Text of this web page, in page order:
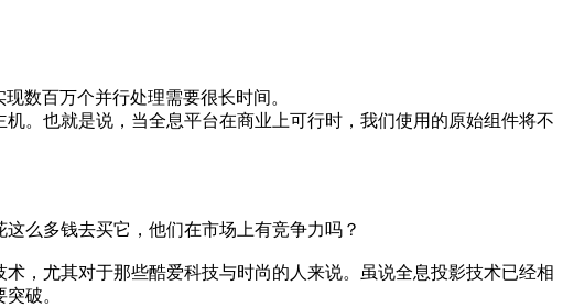
数百万个并行处理需要很长时间。
。也就是说，当全息平台在商业上可行时，我们使用的原始组件将不
么多钱去买它，他们在市场上有竞争力吗？
，尤其对于那些酷爱科技与时尚的人来说。虽说全息投影技术已经相
破。